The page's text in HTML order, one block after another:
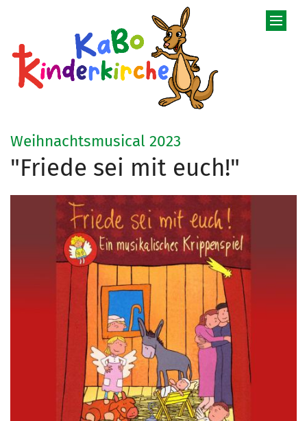
Weihnachtsmusical 2023
"Friede sei mit euch!"